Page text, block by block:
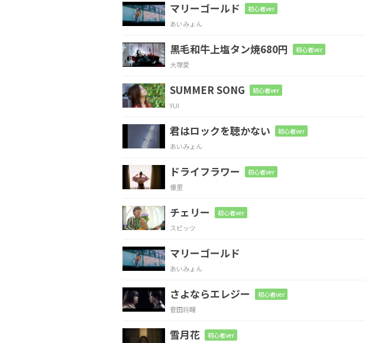
ほん とはと
C
私
F
が見
Em
送り
E7
たく
Am
背 中を
C
いつ
F
だって
Em
突然だ
Am
あな たが
C
そん
F
なに 暇
Em E7
マリーゴールド 初心者ver
あいみょん
黒毛和牛上塩タン焼680円 初心者ver
大塚愛
SUMMER SONG 初心者ver
YUI
君はロックを聴かない 初心者ver
あいみょん
ドライフラワー 初心者ver
優里
チェリー 初心者ver
スピッツ
マリーゴールド
あいみょん
さよならエレジー 初心者ver
菅田将暉
雪月花 初心者ver